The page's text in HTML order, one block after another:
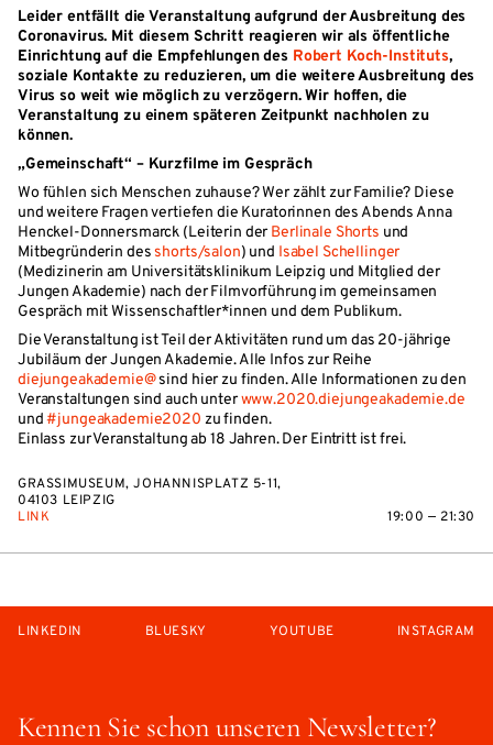
Leider entfällt die Veranstaltung aufgrund der Ausbreitung des
Coronavirus. Mit diesem Schritt reagieren wir als öffentliche
Einrichtung auf die Empfehlungen des Robert Koch-Instituts,
soziale Kontakte zu reduzieren, um die weitere Ausbreitung des
Virus so weit wie möglich zu verzögern. Wir hoffen, die
Veranstaltung zu einem späteren Zeitpunkt nachholen zu
können.
„Gemeinschaft“ – Kurzfilme im Gespräch
Wo fühlen sich Menschen zuhause? Wer zählt zur Familie? Diese
und weitere Fragen vertiefen die Kuratorinnen des Abends Anna
Henckel-Donnersmarck (Leiterin derBerlinale Shorts und
Mitbegründerin desshorts/salon) und Isabel Schellinger
(Medizinerin am Universitätsklinikum Leipzig und Mitglied der
Jungen Akademie) nach der Filmvorführung im gemeinsamen
Gespräch mit Wissenschaftler*innen und dem Publikum.
Die Veranstaltung ist Teil der Aktivitäten rund um das 20-jährige
Jubiläum der Jungen Akademie. Alle Infos zur Reihe
diejungeakademie@sind hier zu finden. Alle Informationen zu den
Veranstaltungen sind auch unterwww.2020.diejungeakademie.de
und#jungeakademie2020 zu finden.
Einlass zur Veranstaltung ab 18 Jahren. Der Eintritt ist frei.
GRASSIMUSEUM, JOHANNISPLATZ 5-11,
04103 LEIPZIG
LINK
19:00 — 21:30
Kennen Sie schon unseren Newsletter?
LINKEDIN BLUESKY YOUTUBE INSTAGRAM